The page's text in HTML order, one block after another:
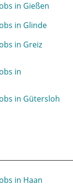
in Gießen
in Glinde
in Greiz
in
in Gütersloh
in Haan